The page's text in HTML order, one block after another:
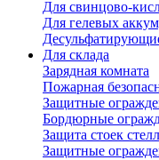
Для свинцово-
Для гелевых
Для склада
Зарядная комната
Пожарная
Защитные
Бордюрные
Защита стоек
Защитные